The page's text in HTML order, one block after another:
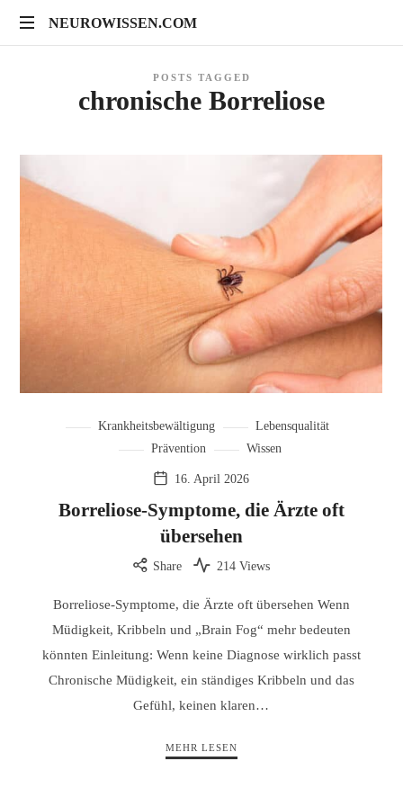
NEUROWISSEN.COM
NEUROWISSEN.COM
Gehirngesundheit,
Prävention
POSTS TAGGED
chronische Borreliose
Krankheitsbewältigung
Lebensqualität
Prävention
Wissen
16. April 2026
Borreliose-Symptome, die Ärzte oft
übersehen
Share 214 Views
Borreliose-Symptome, die Ärzte oft übersehen Wenn
Müdigkeit, Kribbeln und „Brain Fog“ mehr bedeuten
könnten Einleitung: Wenn keine Diagnose wirklich passt
Chronische Müdigkeit, ein ständiges Kribbeln und das
Gefühl, keinen klaren…
MEHR LESEN